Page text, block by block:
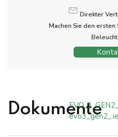
Direkter
Machen Sie den
Dokumente